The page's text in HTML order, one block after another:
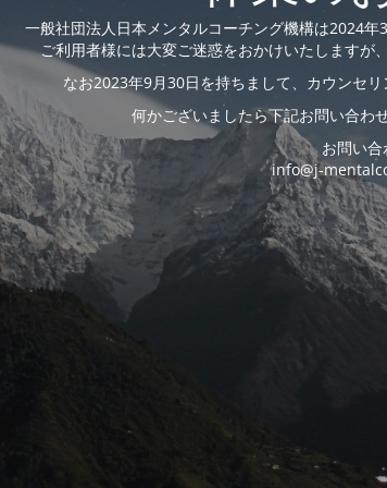
一般社団法人日本メンタルコーチング機構は2024年
ご利用者様には大変ご迷惑をおかけいたしますが
なお2023年9月30日を持ちまして、カウンセ
何かございましたら下記お問い合わ
お問い
info@j-